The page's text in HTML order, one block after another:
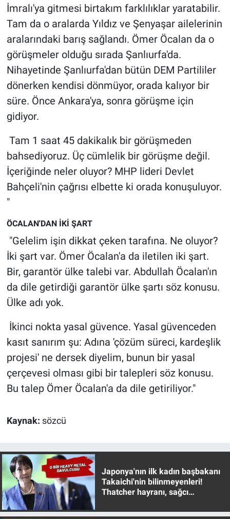
İmralı'ya gitmesi birtakım farklılıklar yaratabilir.
Tam da o aralarda Yıldız ve Şenyaşar ailelerinin
aralarındaki barış sağlandı. Ömer Öcalan da o
görüşmeler olduğu sırada Şanlıurfa'da.
Nihayetinde Şanlıurfa'dan bütün DEM Partililer
dönerken kendisi dönmüyor, orada kalıyor bir
süre. Önce Ankara'ya, sonra görüşme için
gidiyor.
Tam 1 saat 45 dakikalık bir görüşmeden
bahsediyoruz. Üç cümlelik bir görüşme değil.
İçeriğinde neler oluyor? MHP lideri Devlet
Bahçeli'nin çağrısı elbette ki orada konuşuluyor.
"
ÖCALAN'DAN İKİ ŞART
"Gelelim işin dikkat çeken tarafına. Ne oluyor?
İki şart var. Ömer Öcalan'a da iletilen iki şart.
Bir, garantör ülke talebi var. Abdullah Öcalan'ın
da dile getirdiği garantör ülke şartı söz konusu.
Ülke adı yok.
İkinci nokta yasal güvence. Yasal güvenceden
kasıt sanırım şu: Adına 'çözüm süreci, kardeşlik
projesi' ne dersek diyelim, bunun bir yasal
çerçevesi olması gibi bir talepleri söz konusu.
Bu talep Ömer Öcalan'a da dile getiriliyor."
Kaynak: sözcü
Japonya'nın ilk kadın başbakanı
Takaichi'nin bilinmeyenleri!
Thatcher hayranı, sağcı
Türkiye'nin Gündemi
Yerel Gündem
Yerel Yaşam
Canlı Yayın